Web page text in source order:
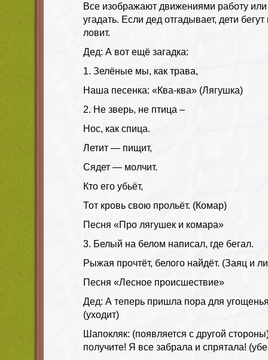
Все изображают движениями работу
угадать. Если дед отгадывает, дети
ловит.
Дед: А вот ещё загадка:
1. Зелёные мы, как трава,
Наша песенка: «Ква-ква» (Лягушка)
2. Не зверь, не птица –
Нос, как спица.
Летит — пищит,
Сядет — молчит.
Кто его убьёт,
Тот кровь свою прольёт. (Комар)
Песня «Про лягушек и комара»
3. Белый на белом написал, где бегал.
Рыжая прочтёт, белого найдёт. (Заяц и
Песня «Лесное происшествие»
Дед: А теперь пришла пора для
(уходит)
Шапокляк: (появляется с другой
получите! Я все забрала и спрятала!